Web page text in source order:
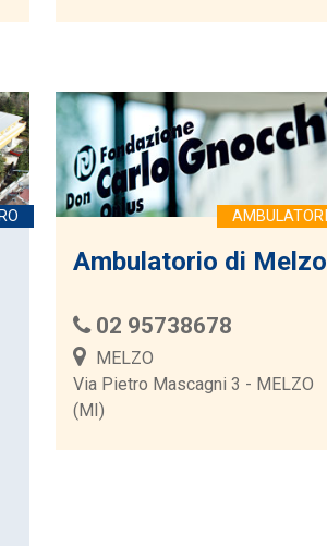
Ambulatorio di Melzo
02 95738678
MELZO
Via Pietro Mascagni 3 - MELZO
(MI)